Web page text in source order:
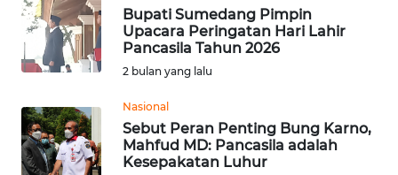
Bupati Sumedang Pimpin
Upacara Peringatan Hari Lahir
Pancasila Tahun 2026
2 bulan yang lalu
Nasional
Sebut Peran Penting Bung Karno,
Mahfud MD: Pancasila adalah
Kesepakatan Luhur
KONTAK
KAMI
TENTANG
KAMI